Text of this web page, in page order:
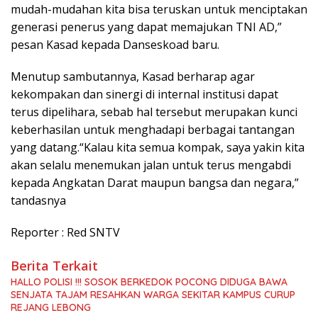
mudah-mudahan kita bisa teruskan untuk menciptakan
generasi penerus yang dapat memajukan TNI AD,”
pesan Kasad kepada Danseskoad baru.
Menutup sambutannya, Kasad berharap agar
kekompakan dan sinergi di internal institusi dapat
terus dipelihara, sebab hal tersebut merupakan kunci
keberhasilan untuk menghadapi berbagai tantangan
yang datang.“Kalau kita semua kompak, saya yakin kita
akan selalu menemukan jalan untuk terus mengabdi
kepada Angkatan Darat maupun bangsa dan negara,”
tandasnya
Reporter : Red SNTV
Berita Terkait
HALLO POLISI !!! SOSOK BERKEDOK POCONG DIDUGA BAWA
SENJATA TAJAM RESAHKAN WARGA SEKITAR KAMPUS CURUP
REJANG LEBONG